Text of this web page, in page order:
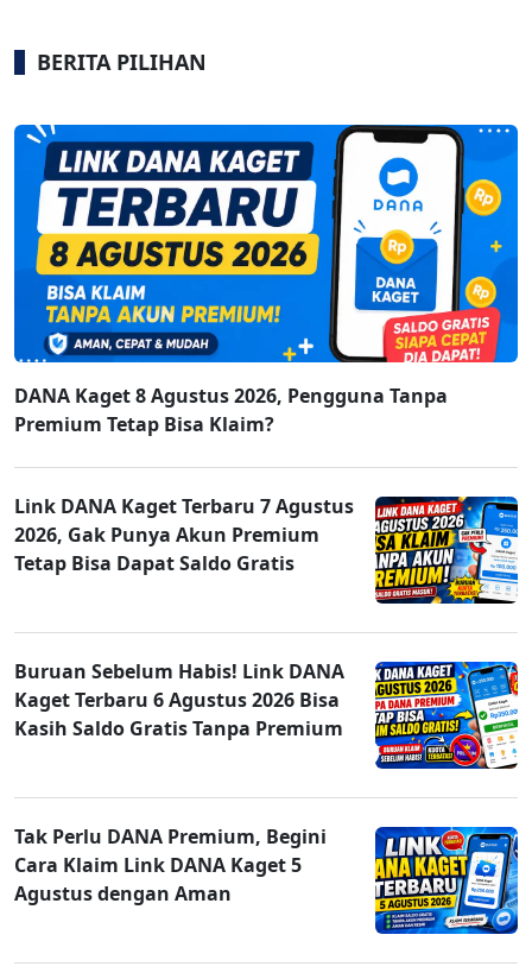
BERITA PILIHAN
DANA Kaget 8 Agustus 2026, Pengguna Tanpa
Premium Tetap Bisa Klaim?
Link DANA Kaget Terbaru 7 Agustus
2026, Gak Punya Akun Premium
Tetap Bisa Dapat Saldo Gratis
Buruan Sebelum Habis! Link DANA
Kaget Terbaru 6 Agustus 2026 Bisa
Kasih Saldo Gratis Tanpa Premium
Tak Perlu DANA Premium, Begini
Cara Klaim Link DANA Kaget 5
Agustus dengan Aman